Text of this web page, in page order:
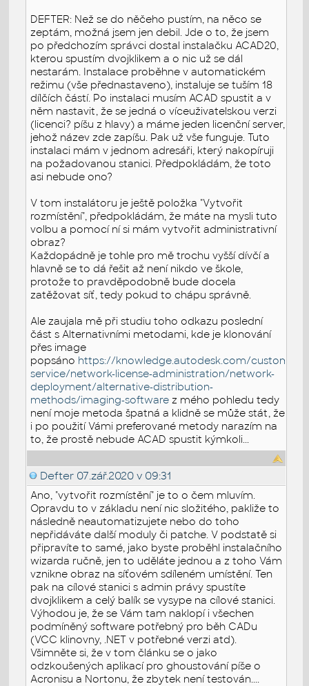
DEFTER: Než se do něčeho pustím, na něco se
zeptám, možná jsem jen debil. Jde o to, že jsem
po předchozím správci dostal instalačku ACAD20,
kterou spustím dvojklikem a o nic už se dál
nestarám. Instalace proběhne v automatickém
režimu (vše přednastaveno), instaluje se tuším 18
dílčích částí. Po instalaci musím ACAD spustit a v
něm nastavit, že se jedná o víceuživatelskou verzi
(licenci? píšu z hlavy) a máme jeden licenční server,
jehož název zde zapíšu. Pak už vše funguje. Tuto
instalaci mám v jednom adresáři, který nakopíruji
na požadovanou stanici. Předpokládám, že toto
asi nebude ono?
V tom instalátoru je ještě položka "Vytvořit
rozmístění", předpokládám, že máte na mysli tuto
volbu a pomocí ní si mám vytvořit administrativní
obraz?
Každopádně je tohle pro mě trochu vyšší dívčí a
hlavně se to dá řešit až není nikdo ve škole,
protože to pravděpodobně bude docela
zatěžovat síť, tedy pokud to chápu správně.
Ale zaujala mě při studiu toho odkazu poslední
část s Alternativními metodami, kde je klonování
přes image
popsáno https://knowledge.autodesk.com/customer-
service/network-license-administration/network-
deployment/alternative-distribution-
methods/imaging-software z mého pohledu tedy
není moje metoda špatná a klidně se může stát, že
i po použití Vámi preferované metody narazím na
to, že prostě nebude ACAD spustit kýmkoli...
Defter 07.zář.2020 v 09:31
Ano, "vytvořit rozmístění" je to o čem mluvím.
Opravdu to v základu není nic složitého, pakliže to
následně neautomatizujete nebo do toho
nepřidáváte další moduly či patche. V podstatě si
připravíte to samé, jako byste proběhl instalačního
wizarda ručně, jen to uděláte jednou a z toho Vám
vznikne obraz na síťovém sdíleném umístění. Ten
pak na cílové stanici s admin právy spustíte
dvojklikem a celý balík se vysype na cílové stanici.
Výhodou je, že se Vám tam naklopí i všechen
podmíněný software potřebný pro běh CADu
(VCC klinovny, .NET v potřebné verzi atd).
Všimněte si, že v tom článku se o jako
odzkoušených aplikací pro ghoustování píše o
Acronisu a Nortonu, že zbytek není testován....